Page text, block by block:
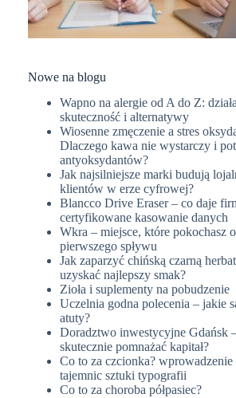
Nowe na blogu
Wapno na alergie od A do Z:
skuteczność i alternatywy
Wiosenne zmęczenie a stres
Dlaczego kawa nie wystarczy i
antyoksydantów?
Jak najsilniejsze marki budują
klientów w erze cyfrowej?
Blancco Drive Eraser – co daje
certyfikowane kasowanie danych
Wkra – miejsce, które pokochasz
pierwszego spływu
Jak zaparzyć chińską czarną
uzyskać najlepszy smak?
Zioła i suplementy na pobudzenie
Uczelnia godna polecenia – jakie
atuty?
Doradztwo inwestycyjne Gdańsk
skutecznie pomnażać kapitał?
Co to za czcionka? wprowadzenie
tajemnic sztuki typografii
Co to za choroba półpasiec?